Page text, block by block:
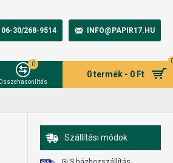
06-30/268-9514 INFO@PAPIR17.HU
0
0 termék - 0 Ft
Szállítási módok